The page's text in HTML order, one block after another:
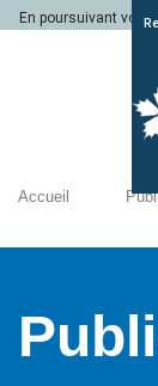
En poursuivant
Accueil